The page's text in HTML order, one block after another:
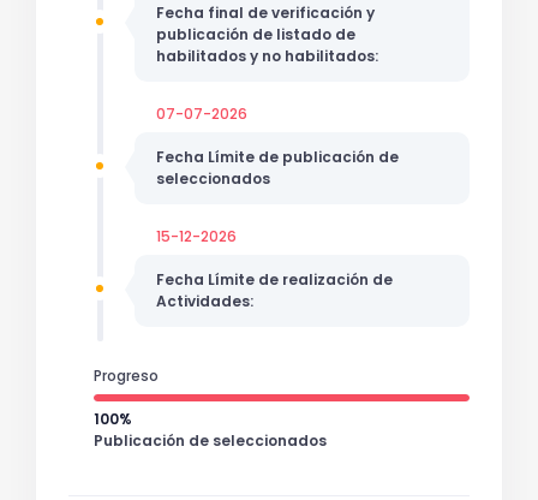
Fecha final de verificación y
publicación de listado de
habilitados y no habilitados:
07-07-2026
Fecha Límite de publicación de
seleccionados
15-12-2026
Fecha Límite de realización de
Actividades:
Progreso
100%
Publicación de seleccionados